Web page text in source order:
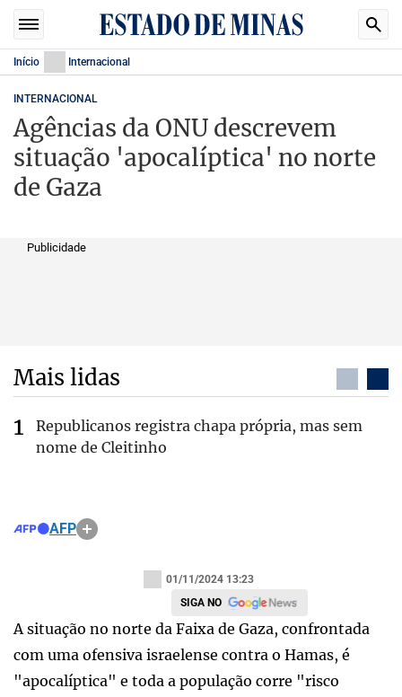
Início Internacional
INTERNACIONAL
Agências da ONU descrevem
situação 'apocalíptica' no norte
de Gaza
Publicidade
Mais lidas
Republicanos registra chapa própria, mas sem
nome de Cleitinho
AFP
01/11/2024 13:23
SIGA NO
A situação no norte da Faixa de Gaza, confrontada
com uma ofensiva israelense contra o Hamas, é
"apocalíptica" e toda a população corre "risco